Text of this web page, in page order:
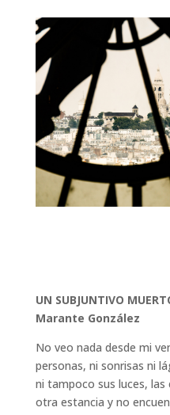
UN SUBJUNTIVO
Marante González
No veo nada desde mi
personas, ni sonrisas ni
ni tampoco sus luces, las
otra estancia y no